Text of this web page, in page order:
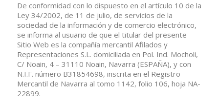
De conformidad con lo dispuesto en el artículo 10 de la
Ley 34/2002, de 11 de julio, de servicios de la
sociedad de la información y de comercio electrónico,
se informa al usuario de que el titular del presente
Sitio Web es la compañía mercantil Afilados y
Representaciones S.L. domiciliada en Pol. Ind. Mocholi,
C/ Noain, 4 – 31110 Noain, Navarra (ESPAÑA), y con
N.I.F. número B31854698, inscrita en el Registro
Mercantil de Navarra al tomo 1142, folio 106, hoja NA-
22899.